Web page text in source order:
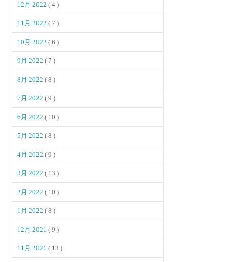
12月 2022( 4 )
11月 2022( 7 )
10月 2022( 6 )
9月 2022( 7 )
8月 2022( 8 )
7月 2022( 9 )
6月 2022( 10 )
5月 2022( 8 )
4月 2022( 9 )
3月 2022( 13 )
2月 2022( 10 )
1月 2022( 8 )
12月 2021( 9 )
11月 2021( 13 )